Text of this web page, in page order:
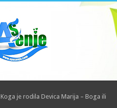
Koga je rodila Devica Marija – Boga ili